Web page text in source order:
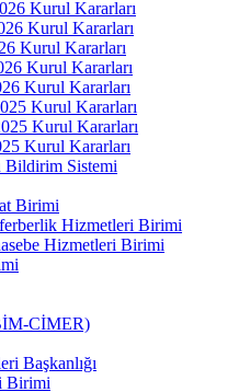
Kurul Kararları
Kurul Kararları
Kurul Kararları
Kurul Kararları
Kurul Kararları
Kurul Kararları
Kurul Kararları
Kurul Kararları
Bildirim Sistemi
Birimi
Hizmetleri Birimi
Hizmetleri Birimi
CİMER)
Başkanlığı
Birimi